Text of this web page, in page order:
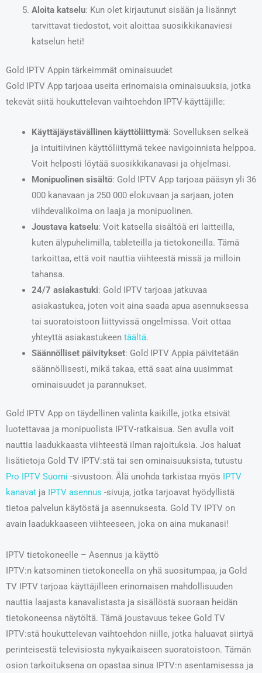
Aloita katselu: Kun olet kirjautunut sisään ja lisännyt
tarvittavat tiedostot, voit aloittaa suosikkikanaviesi
katselun heti!
Gold IPTV Appin tärkeimmät ominaisuudet
Gold IPTV App tarjoaa useita erinomaisia ominaisuuksia, jotka
tekevät siitä houkuttelevan vaihtoehdon IPTV-käyttäjille:
Käyttäjäystävällinen käyttöliittymä: Sovelluksen selkeä
ja intuitiivinen käyttöliittymä tekee navigoinnista helppoa.
Voit helposti löytää suosikkikanavasi ja ohjelmasi.
Monipuolinen sisältö: Gold IPTV App tarjoaa pääsyn yli 36
000 kanavaan ja 250 000 elokuvaan ja sarjaan, joten
viihdevalikoima on laaja ja monipuolinen.
Joustava katselu: Voit katsella sisältöä eri laitteilla,
kuten älypuhelimilla, tableteilla ja tietokoneilla. Tämä
tarkoittaa, että voit nauttia viihteestä missä ja milloin
tahansa.
24/7 asiakastuki: Gold IPTV tarjoaa jatkuvaa
asiakastukea, joten voit aina saada apua asennuksessa
tai suoratoistoon liittyvissä ongelmissa. Voit ottaa
yhteyttä asiakastukeen täältä.
Säännölliset päivitykset: Gold IPTV Appia päivitetään
säännöllisesti, mikä takaa, että saat aina uusimmat
ominaisuudet ja parannukset.
Gold IPTV App on täydellinen valinta kaikille, jotka etsivät
luotettavaa ja monipuolista IPTV-ratkaisua. Sen avulla voit
nauttia laadukkaasta viihteestä ilman rajoituksia. Jos haluat
lisätietoja Gold TV IPTV:stä tai sen ominaisuuksista, tutustu
Pro IPTV Suomi -sivustoon. Älä unohda tarkistaa myös IPTV
kanavat ja IPTV asennus -sivuja, jotka tarjoavat hyödyllistä
tietoa palvelun käytöstä ja asennuksesta. Gold TV IPTV on
avain laadukkaaseen viihteeseen, joka on aina mukanasi!
IPTV tietokoneelle – Asennus ja käyttö
IPTV:n katsominen tietokoneella on yhä suositumpaa, ja Gold
TV IPTV tarjoaa käyttäjilleen erinomaisen mahdollisuuden
nauttia laajasta kanavalistasta ja sisällöstä suoraan heidän
tietokoneensa näytöltä. Tämä joustavuus tekee Gold TV
IPTV:stä houkuttelevan vaihtoehdon niille, jotka haluavat siirtyä
perinteisestä televisiosta nykyaikaiseen suoratoistoon. Tämän
osion tarkoituksena on opastaa sinua IPTV:n asentamisessa ja